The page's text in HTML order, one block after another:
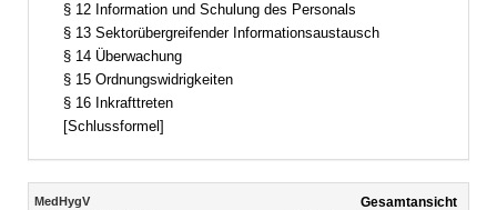
§ 12 Information und Schulung des Personals
§ 13 Sektorübergreifender Informationsaustausch
§ 14 Überwachung
§ 15 Ordnungswidrigkeiten
§ 16 Inkrafttreten
[Schlussformel]
Inhalt
MedHygV
Gesamtansicht